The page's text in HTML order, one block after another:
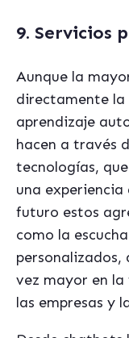
9. Servicios
Aunque la
directamente
aprendizaje
hacen a través
tecnologías,
una experiencia
futuro estos
como la
vez mayor en
las empresas y